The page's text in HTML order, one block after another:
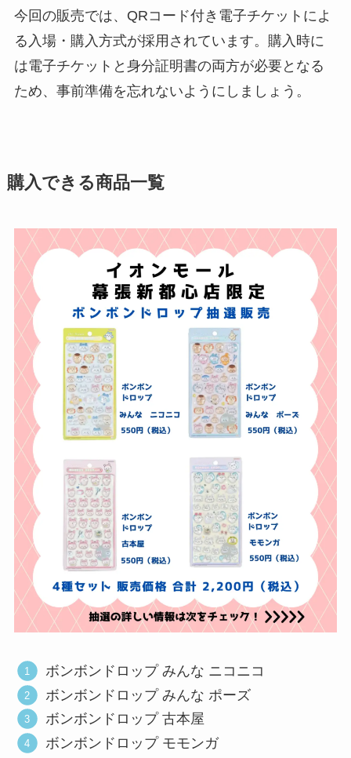
今回の販売では、QRコード付き電子チケットによ
る入場・購入方式が採用されています。購入時に
は電子チケットと身分証明書の両方が必要となる
ため、事前準備を忘れないようにしましょう。
購入できる商品一覧
ボンボンドロップ みんな ニコニコ
ボンボンドロップ みんな ポーズ
ボンボンドロップ 古本屋
ボンボンドロップ モモンガ